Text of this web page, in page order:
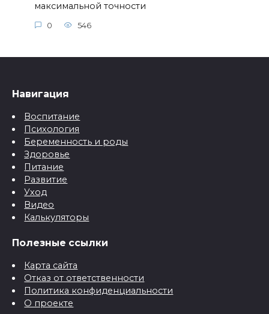
максимальной точности
0 546
Навигация
Воспитание
Психология
Беременность и роды
Здоровье
Питание
Развитие
Уход
Видео
Калькуляторы
Полезные ссылки
Карта сайта
Отказ от ответственности
Политика конфиденциальности
О проекте